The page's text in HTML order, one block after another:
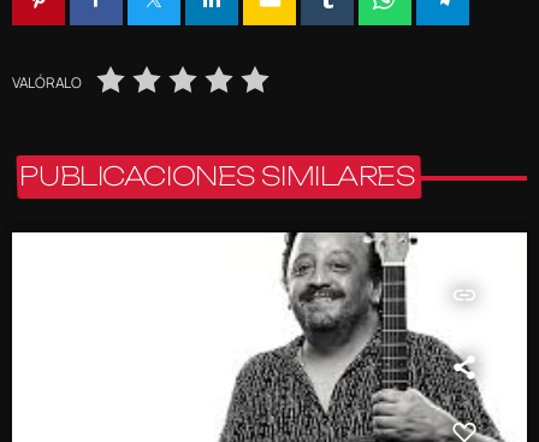
VALÓRALO
PUBLICACIONES SIMILARES
insert_link